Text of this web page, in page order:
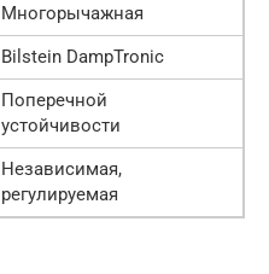
Многорычажная
Bilstein DampTronic
Поперечной
устойчивости
Независимая,
регулируемая